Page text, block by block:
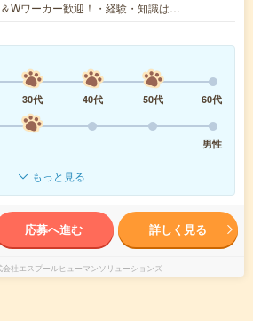
Wワーカー歓迎！・経験・知識は…
30代 40代 50代
60代
男性
もっと見る
応募へ進む 詳しく見る
会社エスプールヒューマンソリューションズ